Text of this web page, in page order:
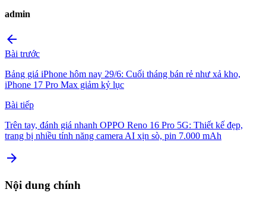
admin
arrow_back
Bài trước
Bảng giá iPhone hôm nay 29/6: Cuối tháng bán rẻ như xả kho,
iPhone 17 Pro Max giảm kỷ lục
Bài tiếp
Trên tay, đánh giá nhanh OPPO Reno 16 Pro 5G: Thiết kế đẹp,
trang bị nhiều tính năng camera AI xịn sò, pin 7.000 mAh
arrow_forward
Nội dung chính